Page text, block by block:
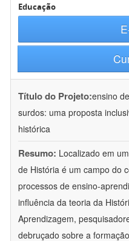
Educação
Título do Projeto:ensino
surdos: uma proposta
histórica
Resumo: Localizado em
de História é um campo do
processos de ensino-
influência da teoria da
Aprendizagem,
debruçado sobre a